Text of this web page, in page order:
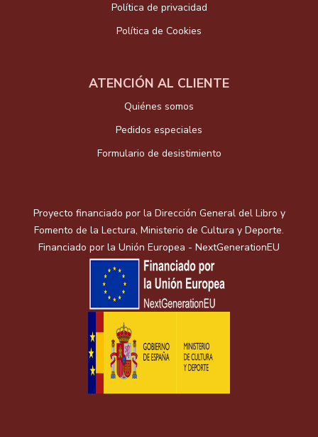
Política de privacidad
Política de Cookies
ATENCIÓN AL CLIENTE
Quiénes somos
Pedidos especiales
Formulario de desistimiento
Proyecto financiado por la Dirección General del Libro y
Fomento de la Lectura, Ministerio de Cultura y Deporte.
Financiado por la Unión Europea - NextGenerationEU